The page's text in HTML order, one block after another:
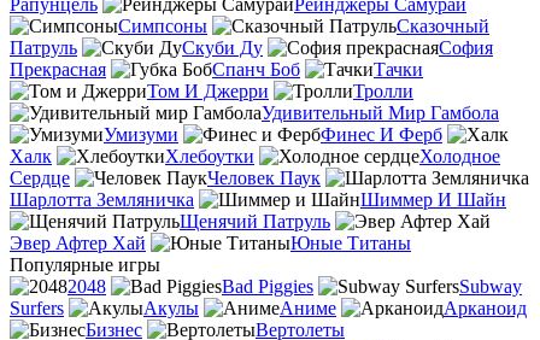
Симпсоны
Сказочный
Патруль
Скуби Ду
София
Прекрасная
Спанч Боб
Тачки
Том И Джерри
Тролли
Удивительный Мир Гамбола
Умизуми
Финес И Ферб
Халк
Хлебоутки
Холодное
Сердце
Человек Паук
Шарлотта Земляничка
Шиммер И Шайн
Щенячий Патруль
Эвер Афтер Хай
Юные Титаны
Популярные игры
2048
Bad Piggies
Subway
Surfers
Акулы Аниме
Арканоид
Бизнес
Вертолеты